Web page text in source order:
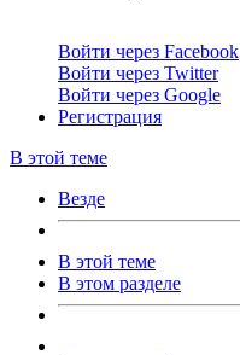
Войти через Facebook
Войти через Twitter
Войти через Google
Регистрация
В этой теме
Везде
В этой теме
В этом разделе